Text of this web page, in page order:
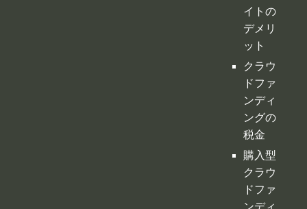
ングの
税金
購入型
クラウ
ドファ
ンディ
ング
寄付型
クラウ
ドファ
ンディ
ング